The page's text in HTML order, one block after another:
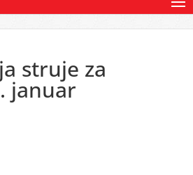
struje za
januar